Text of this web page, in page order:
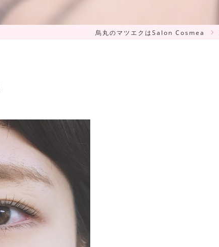
烏丸のマツエクはSalon Cosmea